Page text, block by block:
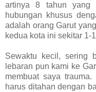
artinya 8 tahun yang
hubungan khusus
adalah orang Garut
kedua kota ini sekitar 1-
Sewaktu kecil, sering
lebaran pun kami ke
membuat saya
harus ditahan dengan